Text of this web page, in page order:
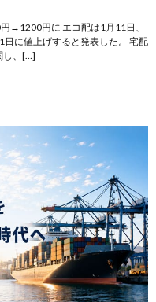
→1200円に エコ配は1月11日、
に値上げすると発表した。 宅配
し、[…]